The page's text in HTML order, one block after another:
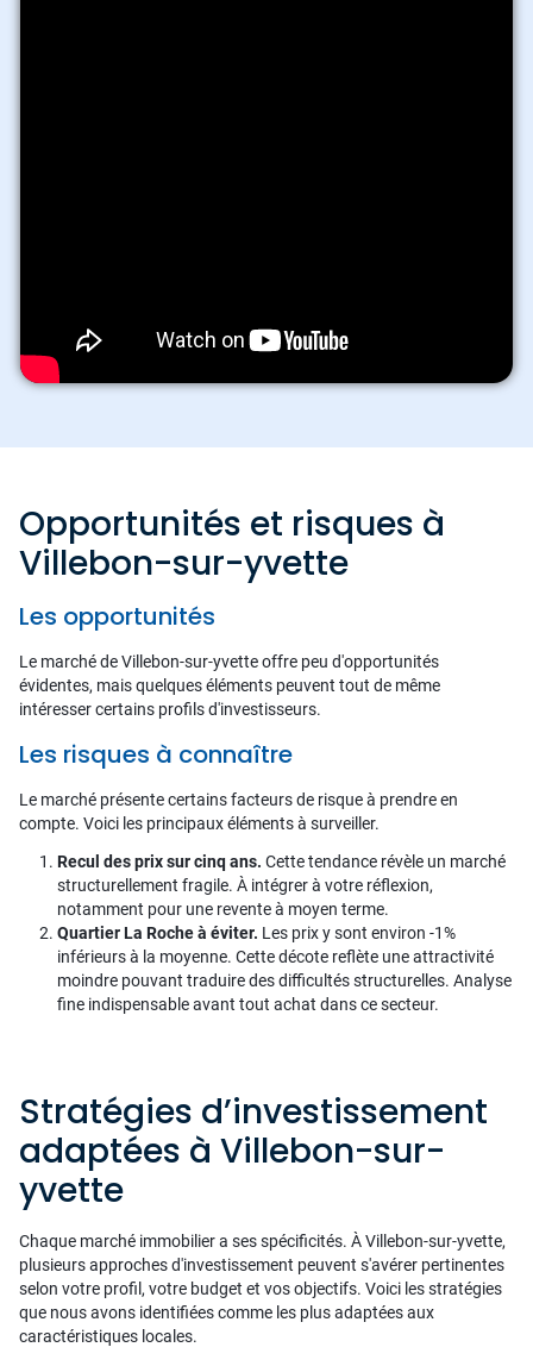
Opportunités et risques à
Villebon-sur-yvette
Les opportunités
Le marché de Villebon-sur-yvette offre peu d'opportunités
évidentes, mais quelques éléments peuvent tout de même
intéresser certains profils d'investisseurs.
Les risques à connaître
Le marché présente certains facteurs de risque à prendre en
compte. Voici les principaux éléments à surveiller.
Recul des prix sur cinq ans. Cette tendance révèle un marché
structurellement fragile. À intégrer à votre réflexion,
notamment pour une revente à moyen terme.
Quartier La Roche à éviter. Les prix y sont environ -1%
inférieurs à la moyenne. Cette décote reflète une attractivité
moindre pouvant traduire des difficultés structurelles. Analyse
fine indispensable avant tout achat dans ce secteur.
Stratégies d’investissement
adaptées à Villebon-sur-
yvette
Chaque marché immobilier a ses spécificités. À Villebon-sur-yvette,
plusieurs approches d'investissement peuvent s'avérer pertinentes
selon votre profil, votre budget et vos objectifs. Voici les stratégies
que nous avons identifiées comme les plus adaptées aux
caractéristiques locales.